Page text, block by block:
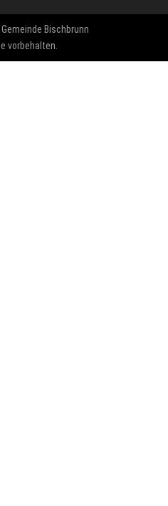
Bischbrunn
vorbehalten.